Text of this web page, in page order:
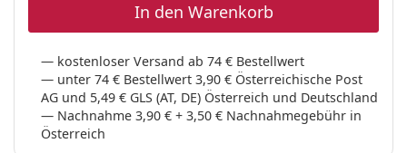
In den Warenkorb
kostenloser Versand ab 74 € Bestellwert
unter 74 € Bestellwert 3,90 € Österreichische Post
AG und 5,49 € GLS (AT, DE) Österreich und Deutschland
Nachnahme 3,90 € + 3,50 € Nachnahmegebühr in
Österreich